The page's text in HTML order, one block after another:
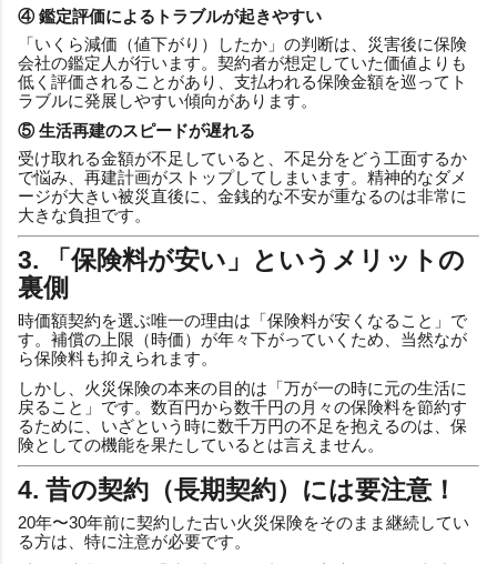
④ 鑑定評価によるトラブルが起きやすい
「いくら減価（値下がり）したか」の判断は、災害後に保険
会社の鑑定人が行います。契約者が想定していた価値よりも
低く評価されることがあり、支払われる保険金額を巡ってト
ラブルに発展しやすい傾向があります。
⑤ 生活再建のスピードが遅れる
受け取れる金額が不足していると、不足分をどう工面するか
で悩み、再建計画がストップしてしまいます。精神的なダメ
ージが大きい被災直後に、金銭的な不安が重なるのは非常に
大きな負担です。
3. 「保険料が安い」というメリットの
裏側
時価額契約を選ぶ唯一の理由は「保険料が安くなること」で
す。補償の上限（時価）が年々下がっていくため、当然なが
ら保険料も抑えられます。
しかし、火災保険の本来の目的は「万が一の時に元の生活に
戻ること」です。数百円から数千円の月々の保険料を節約す
るために、いざという時に数千万円の不足を抱えるのは、保
険としての機能を果たしているとは言えません。
4. 昔の契約（長期契約）には要注意！
20年〜30年前に契約した古い火災保険をそのまま継続してい
る方は、特に注意が必要です。